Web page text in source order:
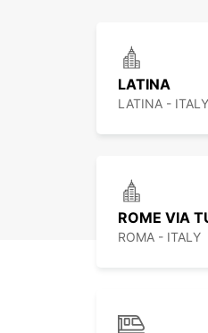
LATINA
LATINA - ITALY
ROME VIA
ROMA - ITALY